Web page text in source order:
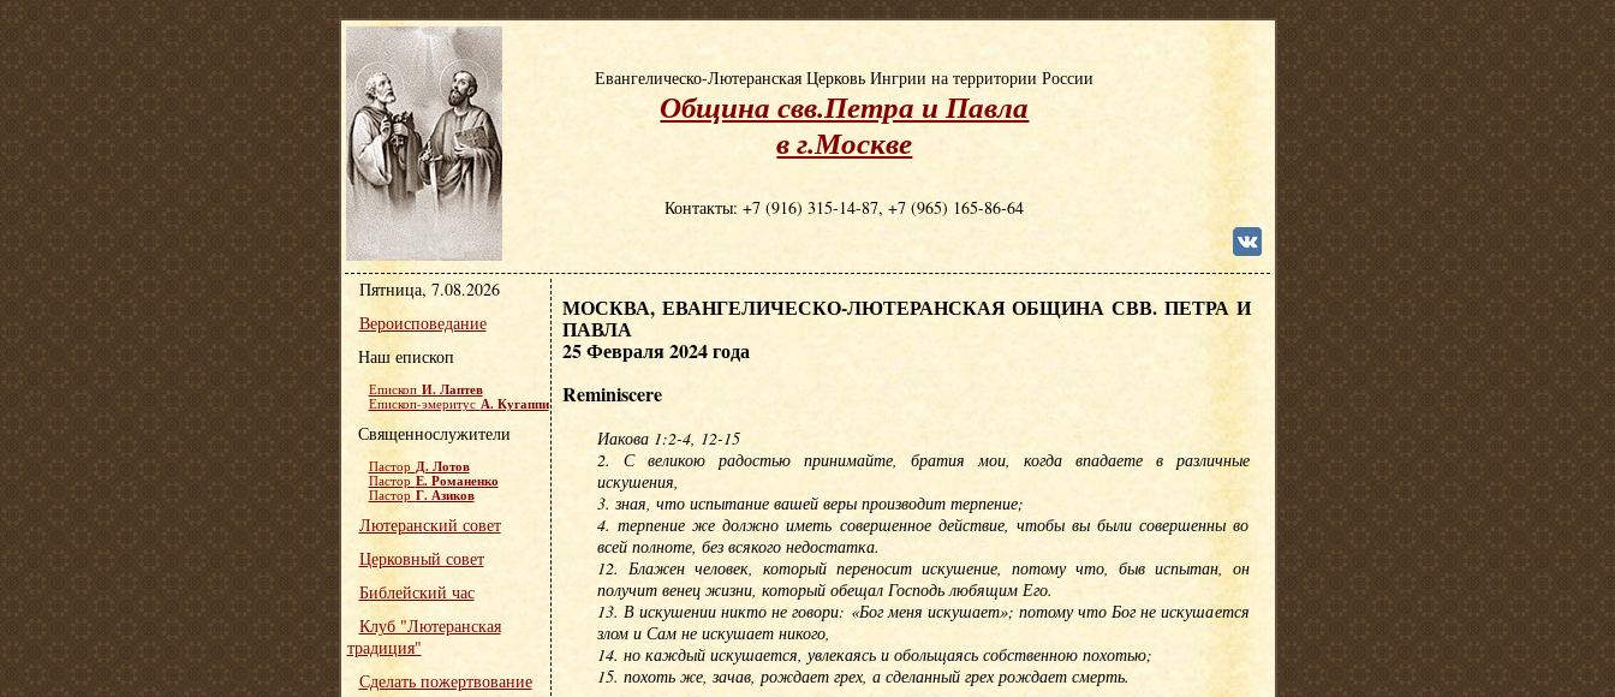
Евангелическо-Лютеранская Церковь Ингрии на территории России
Община свв.Петра и Павла
в г.Москве
Контакты: +7 (916) 315-14-87, +7 (965) 165-86-64
МОСКВА, ЕВАНГЕЛИЧЕСКО-ЛЮТЕРАНСКАЯ ОБЩИНА СВВ. ПЕТРА И
ПАВЛА
25 Февраля 2024 года
Reminiscere
Иакова 1:2-4, 12-15
2. С великою радостью принимайте, братия мои, когда впадаете в различные
искушения,
3. зная, что испытание вашей веры производит терпение;
4. терпение же должно иметь совершенное действие, чтобы вы были совершенны во
всей полноте, без всякого недостатка.
12. Блажен человек, который переносит искушение, потому что, быв испытан, он
получит венец жизни, который обещал Господь любящим Его.
13. В искушении никто не говори: «Бог меня искушает»; потому что Бог не искушается
злом и Сам не искушает никого,
14. но каждый искушается, увлекаясь и обольщаясь собственною похотью;
15. похоть же, зачав, рождает грех, а сделанный грех рождает смерть.
Пятница, 7.08.2026
Вероисповедание
Наш епископ
Епископ И. Лаптев
Епископ-эмеритус А. Кугаппи
Священнослужители
Пастор Д. Лотов
Пастор Е. Романенко
Пастор Г. Азиков
Лютеранский совет
Церковный совет
Библейский час
Клуб "Лютеранская
традиция"
Сделать пожертвование